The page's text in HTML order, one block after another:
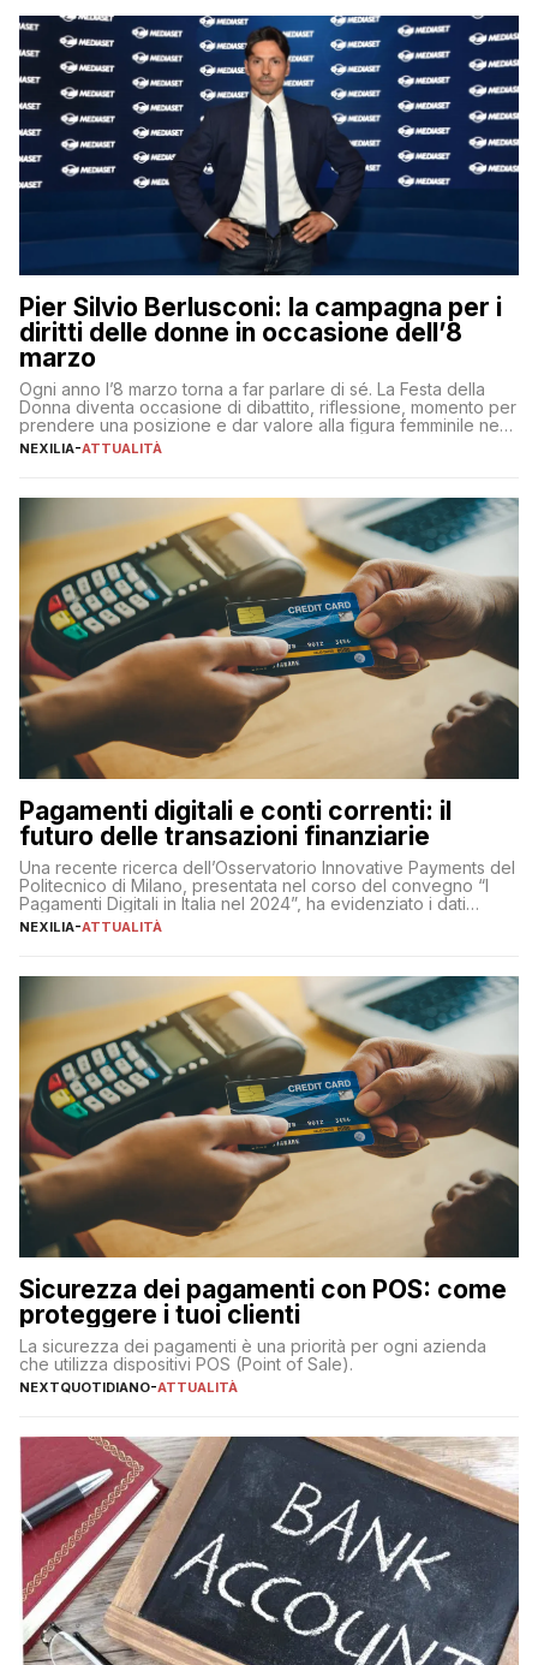
Pier Silvio Berlusconi: la campagna per i
diritti delle donne in occasione dell’8
marzo
Ogni anno l’8 marzo torna a far parlare di sé. La Festa della
Donna diventa occasione di dibattito, riflessione, momento per
prendere una posizione e dar valore alla figura femminile nella
sua complessità e crucialità. A lanciare un messaggio “forte e
NEXILIA-ATTUALITÀ
Pagamenti digitali e conti correnti: il
futuro delle transazioni finanziarie
Una recente ricerca dell’Osservatorio Innovative Payments del
Politecnico di Milano, presentata nel corso del convegno “I
Pagamenti Digitali in Italia nel 2024”, ha evidenziato i dati
definitivi del primo semestre 2024 relativamente alle
NEXILIA-ATTUALITÀ
Sicurezza dei pagamenti con POS: come
proteggere i tuoi clienti
La sicurezza dei pagamenti è una priorità per ogni azienda
che utilizza dispositivi POS (Point of Sale).
NEXTQUOTIDIANO-ATTUALITÀ